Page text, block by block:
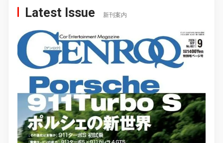
Latest Issue 新刊案内